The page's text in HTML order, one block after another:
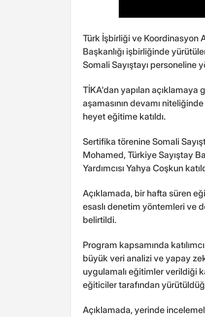
Türk İşbirliği ve Koordinasyon
Başkanlığı işbirliğinde
Somali Sayıştayı
TİKA'dan yapılan açıklamaya
aşamasının devamı
heyet eğitime katıldı.
Sertifika törenine Somali
Mohamed, Türkiye Sayıştay
Yardımcısı Yahya Coşkun
Açıklamada, bir hafta süren
esaslı denetim yöntemleri ve
belirtildi.
Program kapsamında
büyük veri analizi ve yapay
uygulamalı eğitimler verildiği
eğiticiler tarafından
Açıklamada, yerinde